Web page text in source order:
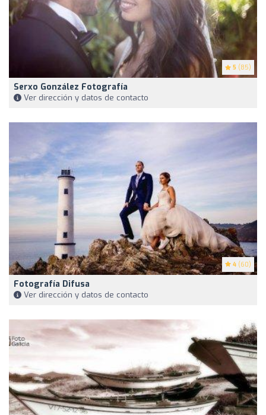
5 (85)
Serxo González Fotografía
Ver dirección y datos de contacto
4 (60)
Fotografía Difusa
Ver dirección y datos de contacto